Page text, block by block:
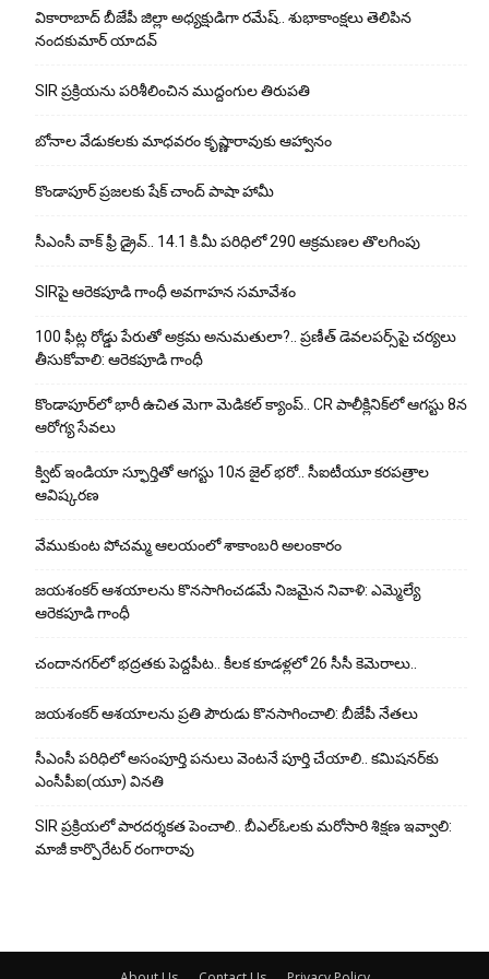
వికారాబాద్ బీజేపీ జిల్లా అధ్యక్షుడిగా రమేష్‌.. శుభాకాంక్షలు తెలిపిన
నందకుమార్ యాదవ్
SIR ప్రక్రియను పరిశీలించిన ముద్దంగుల తిరుపతి
బోనాల వేడుకలకు మాధవరం కృష్ణారావుకు ఆహ్వానం
కొండాపూర్ ప్రజలకు షేక్ చాంద్ పాషా హామీ
సీఎంసీ వాక్ ఫ్రీ డ్రైవ్.. 14.1 కి.మీ పరిధిలో 290 ఆక్రమణల తొలగింపు
SIRపై ఆరెకపూడి గాంధీ అవగాహన సమావేశం
100 ఫీట్ల రోడ్డు పేరుతో అక్రమ అనుమతులా?.. ప్రణీత్ డెవలపర్స్‌పై చర్యలు
తీసుకోవాలి: ఆరెకపూడి గాంధీ
కొండాపూర్‌లో భారీ ఉచిత మెగా మెడికల్ క్యాంప్.. CR పాలీక్లినిక్‌లో ఆగస్టు 8న
ఆరోగ్య సేవలు
క్విట్ ఇండియా స్ఫూర్తితో ఆగస్టు 10న జైల్ భరో.. సీఐటీయూ కరపత్రాల
ఆవిష్కరణ
వేముకుంట పోచమ్మ ఆలయంలో శాకాంబరి అలంకారం
జయశంకర్ ఆశయాలను కొనసాగించడమే నిజమైన నివాళి: ఎమ్మెల్యే
ఆరెక‌పూడి గాంధీ
చందానగర్‌లో భద్రతకు పెద్దపీట.. కీలక కూడళ్లలో 26 సీసీ కెమెరాలు..
జయశంకర్ ఆశయాలను ప్రతి పౌరుడు కొనసాగించాలి: బీజేపీ నేతలు
సీఎంసీ పరిధిలో అసంపూర్తి పనులు వెంటనే పూర్తి చేయాలి.. కమిషనర్‌కు
ఎంసీపీఐ(యూ) వినతి
SIR ప్రక్రియలో పారదర్శకత పెంచాలి.. బీఎల్ఓలకు మరోసారి శిక్షణ ఇవ్వాలి:
మాజీ కార్పొరేటర్ రంగారావు